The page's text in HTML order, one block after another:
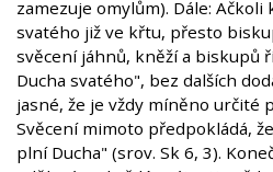
zamezuje omylům). Dále:
svatého již ve křtu, přesto
svěcení jáhnů, kněží a biskupů
Ducha svatého", bez dalších
jasné, že je vždy míněno určité
Svěcení mimoto předpokládá,
plní Ducha" (srov. Sk 6, 3).